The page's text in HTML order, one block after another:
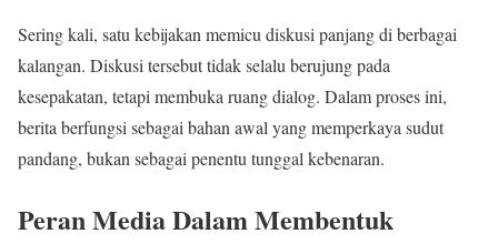
Sering kali, satu kebijakan memicu diskusi panjang di berbagai
kalangan. Diskusi tersebut tidak selalu berujung pada
kesepakatan, tetapi membuka ruang dialog. Dalam proses ini,
berita berfungsi sebagai bahan awal yang memperkaya sudut
pandang, bukan sebagai penentu tunggal kebenaran.
Peran Media Dalam Membentuk